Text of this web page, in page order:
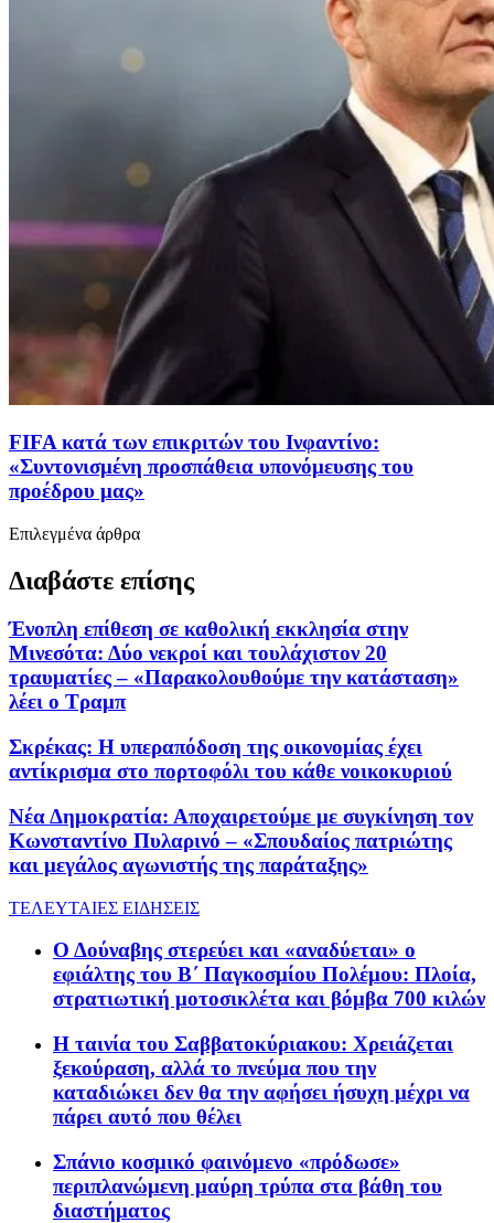
FIFA κατά των επικριτών του Ινφαντίνο:
«Συντονισμένη προσπάθεια υπονόμευσης του
προέδρου μας»
Επιλεγμένα άρθρα
Διαβάστε επίσης
Ένοπλη επίθεση σε καθολική εκκλησία στην
Μινεσότα: Δύο νεκροί και τουλάχιστον 20
τραυματίες – «Παρακολουθούμε την κατάσταση»
λέει ο Τραμπ
Σκρέκας: Η υπεραπόδοση της οικονομίας έχει
αντίκρισμα στο πορτοφόλι του κάθε νοικοκυριού
Νέα Δημοκρατία: Αποχαιρετούμε με συγκίνηση τον
Κωνσταντίνο Πυλαρινό – «Σπουδαίος πατριώτης
και μεγάλος αγωνιστής της παράταξης»
ΤΕΛΕΥΤΑΙΕΣ ΕΙΔΗΣΕΙΣ
Ο Δούναβης στερεύει και «αναδύεται» ο
εφιάλτης του Β΄ Παγκοσμίου Πολέμου: Πλοία,
στρατιωτική μοτοσικλέτα και βόμβα 700 κιλών
Η ταινία του Σαββατοκύριακου: Χρειάζεται
ξεκούραση, αλλά το πνεύμα που την
καταδιώκει δεν θα την αφήσει ήσυχη μέχρι να
πάρει αυτό που θέλει
Σπάνιο κοσμικό φαινόμενο «πρόδωσε»
περιπλανώμενη μαύρη τρύπα στα βάθη του
διαστήματος